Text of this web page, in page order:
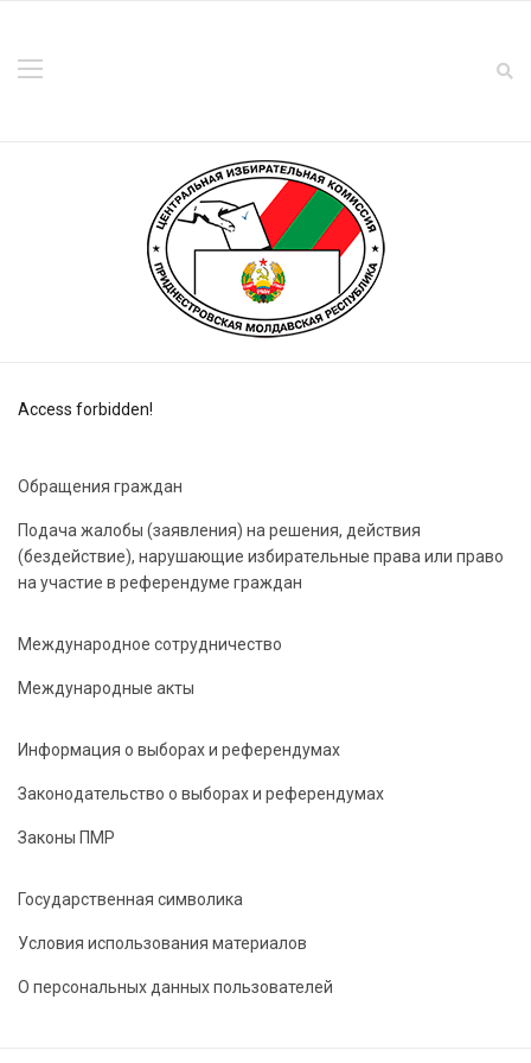
Access forbidden!
Обращения граждан
Подача жалобы (заявления) на решения, действия
(бездействие), нарушающие избирательные права или право
на участие в референдуме граждан
Международное сотрудничество
Международные акты
Информация о выборах и референдумах
Законодательство о выборах и референдумах
Законы ПМР
Государственная символика
Условия использования материалов
О персональных данных пользователей